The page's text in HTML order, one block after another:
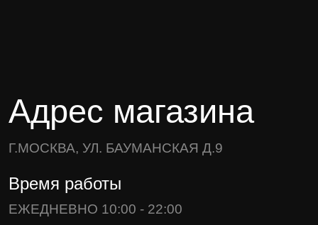
Адрес магазина
Г.МОСКВА, УЛ. БАУМАНСКАЯ Д.9
Время работы
ЕЖЕДНЕВНО 10:00 - 22:00